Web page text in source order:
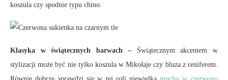
koszula czy spodnie typu chino.
Klasyka w świątecznych barwach – Świątecznym akcentem w
stylizacji może być nie tylko koszula w Mikołaje czy bluza z reniferem.